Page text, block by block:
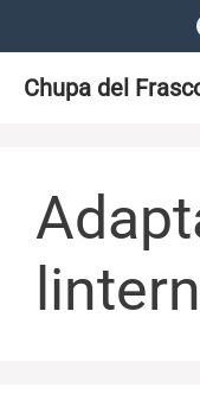
al
contenido
Chupa del